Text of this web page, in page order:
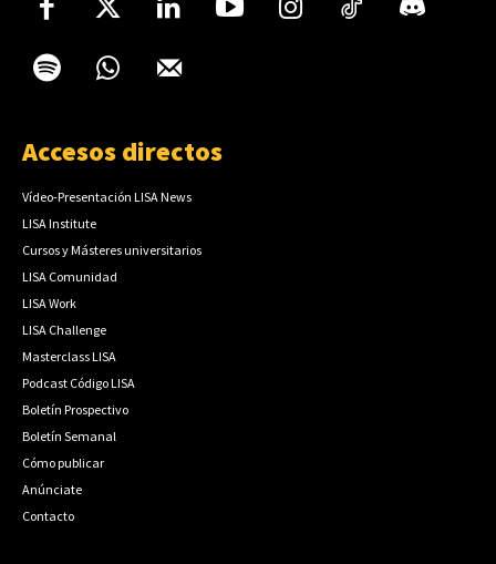
Accesos directos
Vídeo-Presentación LISA News
LISA Institute
Cursos y Másteres universitarios
LISA Comunidad
LISA Work
LISA Challenge
Masterclass LISA
Podcast Código LISA
Boletín Prospectivo
Boletín Semanal
Cómo publicar
Anúnciate
Contacto